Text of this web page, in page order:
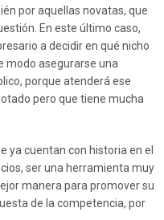
por aquellas novatas, que
En este último caso,
a decidir en qué nicho
modo asegurarse una
porque atenderá ese
pero que tiene mucha
ya cuentan con historia en el
ser una herramienta muy
manera para promover su
de la competencia, por